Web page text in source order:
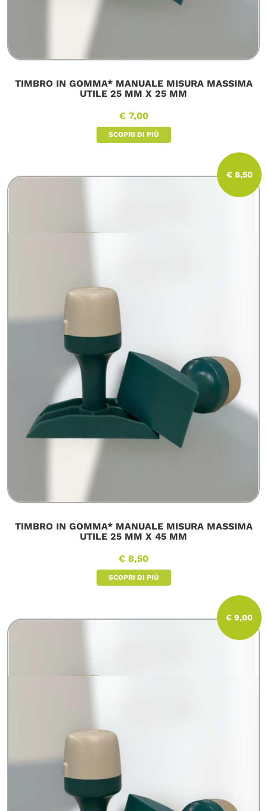
TIMBRO IN GOMMA* MANUALE MISURA MASSIMA
UTILE 25 MM X 25 MM
€ 7,00
SCOPRI DI PIÙ
TIMBRO IN GOMMA* MANUALE MISURA MASSIMA
UTILE 25 MM X 45 MM
€ 8,50
SCOPRI DI PIÙ
€ 8,50
€ 9,00